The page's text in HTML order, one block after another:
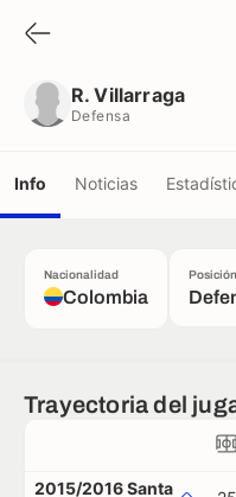
R. Villarraga
Defensa
Info Noticias
Nacionalidad
Colombia
Posición
Trayectoria del
2015/2016 Santa